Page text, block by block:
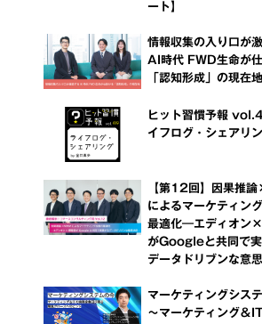
ート】
情報収集の入り口が
AI時代 FWD生命が
「認知形成」の現在地
ヒット習慣予報
イフログ・シェアリン
【第12回】因果推
によるマーケティン
最適化―エディオン
がGoogleと共同で実
データドリブンな意
マーケティングシス
～マーケティング＆